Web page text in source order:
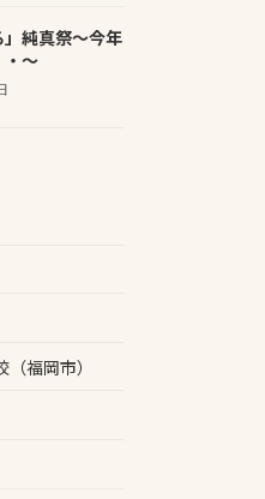
純真祭～今年
・～
福岡市）